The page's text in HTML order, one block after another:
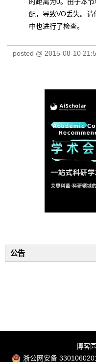
配，导致VO丢失。
中也进行了检查。
posted @ 2015-08-10
公告
博客园
浙公网安备